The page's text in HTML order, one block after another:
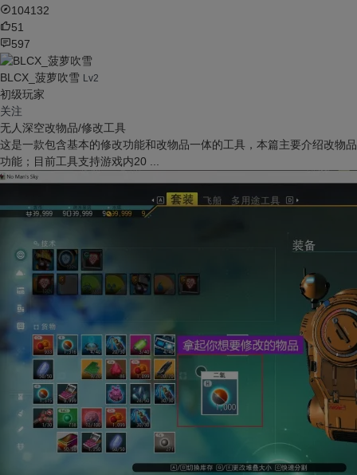
无人深空
2024-4-9
104132
51
BLCX_菠萝吹雪
初级玩家
关注
无人深空改物品/修改工具
这是一款包含基本的修改功能和改物品一体的工具，本篇主要介绍改物品
功能；目前工具支持游戏内20 ...